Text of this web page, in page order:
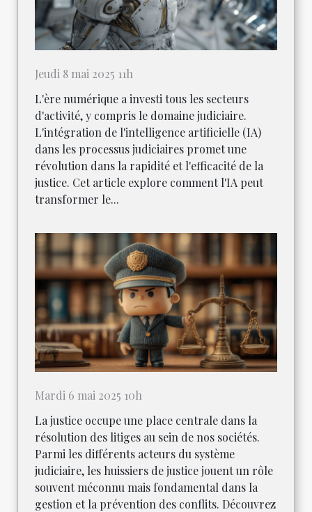
Jeudi 8 mai 2025 11h
L'ère numérique a investi tous les secteurs
d'activité, y compris le domaine judiciaire.
L'intégration de l'intelligence artificielle (IA)
dans les processus judiciaires promet une
révolution dans la rapidité et l'efficacité de la
justice. Cet article explore comment l'IA peut
transformer le...
Mardi 6 mai 2025 10h
La justice occupe une place centrale dans la
résolution des litiges au sein de nos sociétés.
Parmi les différents acteurs du système
judiciaire, les huissiers de justice jouent un rôle
souvent méconnu mais fondamental dans la
gestion et la prévention des conflits. Découvrez